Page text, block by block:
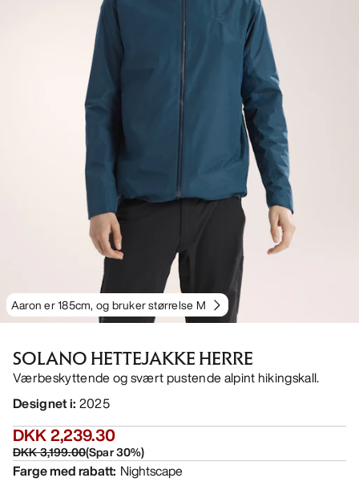
Aaron er 185cm, og bruker størrelse M
SOLANO HETTEJAKKE HERRE
Værbeskyttende og svært pustende alpint hikingskall.
Designet i: 2025
DKK 2,239.30
DKK 3,199.00(Spar30%)
Farge med rabatt: Nightscape